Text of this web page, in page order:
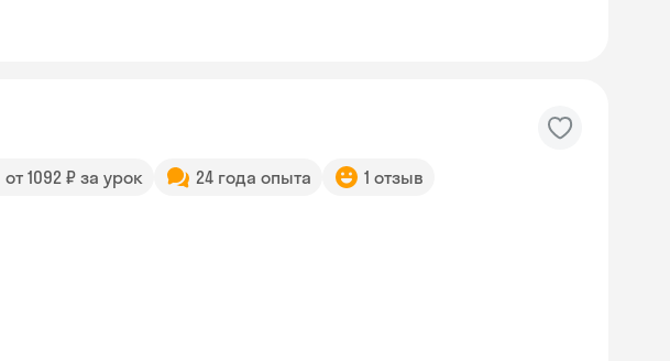
от 1092 ₽ за урок 24 года опыта 1 отзыв